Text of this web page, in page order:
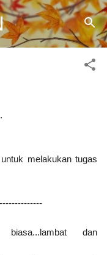
melakukan tugas
dan